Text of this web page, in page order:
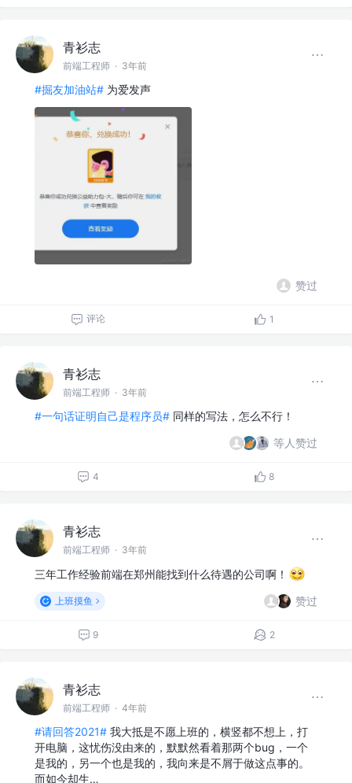
青衫志
前端工程师 · 3年前
#掘友加油站# 为爱发声
赞过
评论 1
青衫志
前端工程师 · 3年前
#一句话证明自己是程序员# 同样的写法，怎么不行！
等人赞过
4 8
青衫志
前端工程师 · 3年前
三年工作经验前端在郑州能找到什么待遇的公司啊！
上班摸鱼 赞过
9 2
青衫志
前端工程师 · 4年前
#请回答2021# 我大抵是不愿上班的，横竖都不想上，打
开电脑，这忧伤没由来的，默默然看着那两个bug，一个
是我的，另一个也是我的，我向来是不屑于做这点事的。
而如今却生…